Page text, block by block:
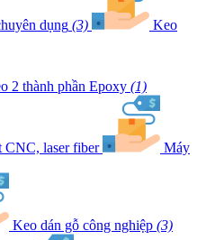
dụng (3) Keo
2 thành phần Epoxy (1)
CNC, laser fiber
Máy
Keo dán gỗ công nghiệp (3)